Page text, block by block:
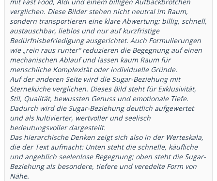
verglichen. Diese Bilder stehen nicht neutral im Raum,
sondern transportieren eine klare Abwertung: billig, schnell,
austauschbar, lieblos und nur auf kurzfristige
Bedürfnisbefriedigung ausgerichtet. Auch Formulierungen
wie „rein raus runter“ reduzieren die Begegnung auf einen
mechanischen Ablauf und lassen kaum Raum für
menschliche Komplexität oder individuelle Gründe.
Auf der anderen Seite wird die Sugar-Beziehung mit
Sterneküche verglichen. Dieses Bild steht für Exklusivität,
Stil, Qualität, bewussten Genuss und emotionale Tiefe.
Dadurch wird die Sugar-Beziehung deutlich aufgewertet
und als kultivierter, wertvoller und seelisch
bedeutungsvoller dargestellt.
Das hierarchische Denken zeigt sich also in der Werteskala,
die der Text aufmacht: Unten steht die schnelle, käufliche
und angeblich seelenlose Begegnung; oben steht die Sugar-
Beziehung als besondere, tiefere und veredelte Form von
Nähe.